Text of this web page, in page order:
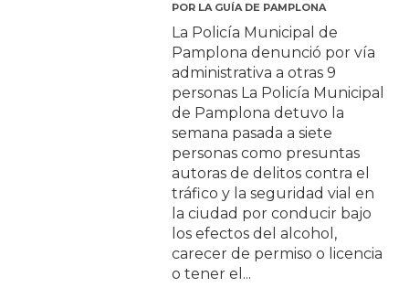
POR LA GUÍA DE PAMPLONA
La Policía Municipal de
Pamplona denunció por vía
administrativa a otras 9
personas La Policía Municipal
de Pamplona detuvo la
semana pasada a siete
personas como presuntas
autoras de delitos contra el
tráfico y la seguridad vial en
la ciudad por conducir bajo
los efectos del alcohol,
carecer de permiso o licencia
o tener el...